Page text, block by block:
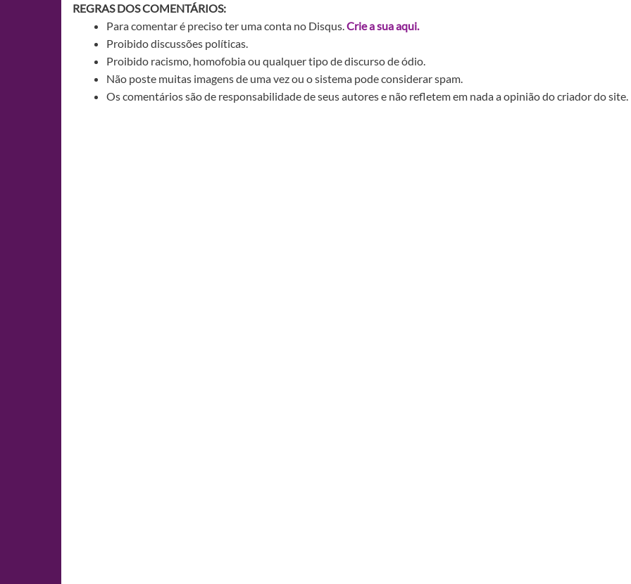
REGRAS DOS COMENTÁRIOS:
Para comentar é preciso ter uma conta no Disqus.Crie a sua aqui.
Proibido discussões políticas.
Proibido racismo, homofobia ou qualquer tipo de discurso de ódio.
Não poste muitas imagens de uma vez ou o sistema pode considerar spam.
Os comentários são de responsabilidade de seus autores e não refletem em nada a opinião do criador do site.